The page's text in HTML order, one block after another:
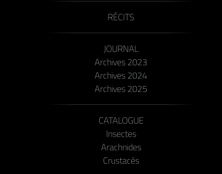
RÉCITS
JOURNAL
Archives 2023
Archives 2024
Archives 2025
CATALOGUE
Insectes
Arachnides
Crustacés